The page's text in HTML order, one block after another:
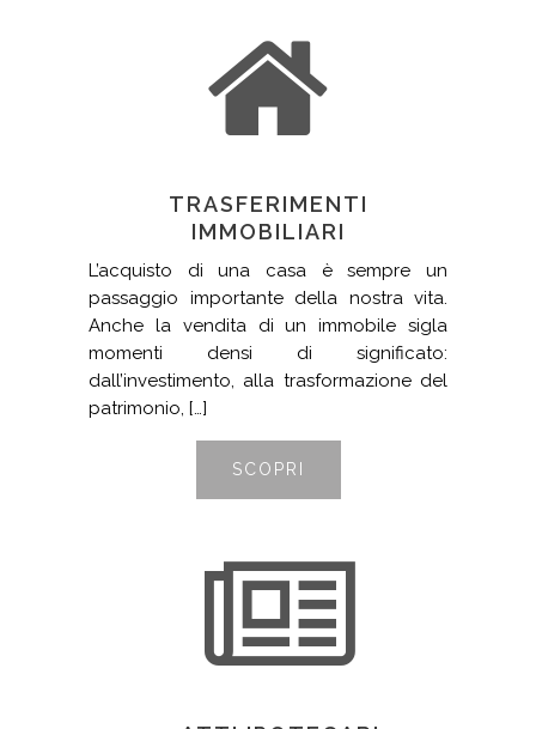
TRASFERIMENTI
IMMOBILIARI
L’acquisto di una casa è sempre un
passaggio importante della nostra vita.
Anche la vendita di un immobile sigla
momenti densi di significato:
dall’investimento, alla trasformazione del
patrimonio, […]
SCOPRI